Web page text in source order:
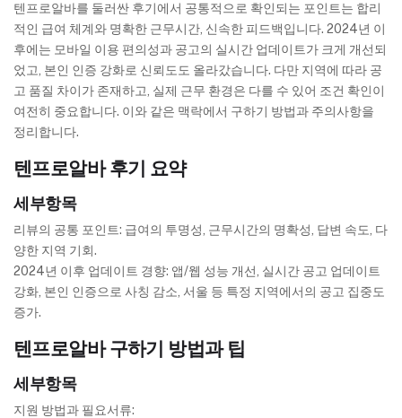
텐프로알바를 둘러싼 후기에서 공통적으로 확인되는 포인트는 합리
적인 급여 체계와 명확한 근무시간, 신속한 피드백입니다. 2024년 이
후에는 모바일 이용 편의성과 공고의 실시간 업데이트가 크게 개선되
었고, 본인 인증 강화로 신뢰도도 올라갔습니다. 다만 지역에 따라 공
고 품질 차이가 존재하고, 실제 근무 환경은 다를 수 있어 조건 확인이
여전히 중요합니다. 이와 같은 맥락에서 구하기 방법과 주의사항을
정리합니다.
텐프로알바 후기 요약
세부항목
리뷰의 공통 포인트: 급여의 투명성, 근무시간의 명확성, 답변 속도, 다
양한 지역 기회.
2024년 이후 업데이트 경향: 앱/웹 성능 개선, 실시간 공고 업데이트
강화, 본인 인증으로 사칭 감소, 서울 등 특정 지역에서의 공고 집중도
증가.
텐프로알바 구하기 방법과 팁
세부항목
지원 방법과 필요서류: